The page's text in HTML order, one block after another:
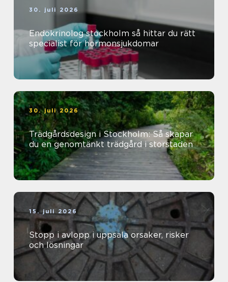
30. juli 2026
Endokrinolog stockholm så hittar du rätt
specialist för hormonsjukdomar
30. juli 2026
Trädgårdsdesign i Stockholm: Så skapar
du en genomtänkt trädgård i storstaden
15. juli 2026
Stopp i avlopp i uppsala orsaker, risker
och lösningar